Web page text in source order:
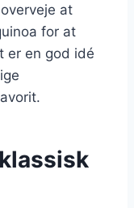
at
for at
er en god idé